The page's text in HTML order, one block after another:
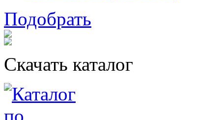
Подобрать
Скачать каталог